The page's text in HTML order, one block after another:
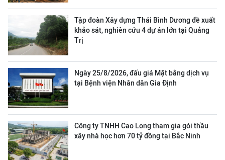
Tập đoàn Xây dựng Thái Bình Dương đề xuất
khảo sát, nghiên cứu 4 dự án lớn tại Quảng
Trị
Ngày 25/8/2026, đấu giá Mặt bằng dịch vụ
tại Bệnh viện Nhân dân Gia Định
Công ty TNHH Cao Long tham gia gói thầu
xây nhà học hơn 70 tỷ đồng tại Bắc Ninh